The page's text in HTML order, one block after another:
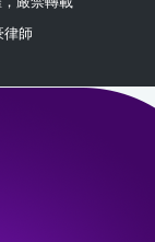
律師